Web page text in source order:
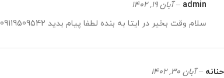
admin
– آبان 19, 1402
سلام وقت بخیر در ایتا به بنده لطفا پیام بدید 09119509542
حنانه – آبان 30, 1402